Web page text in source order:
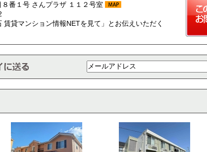
番１号 さんプラザ １１２号室
貸マンション情報NETを見て」とお伝えいただく